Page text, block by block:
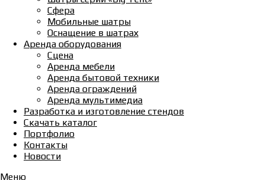
Сфера
Мобильные шатры
Оснащение в шатрах
Аренда оборудования
Сцена
Аренда мебели
Аренда бытовой техники
Аренда ограждений
Аренда мультимедиа
Разработка и изготовление стендов
Скачать каталог
Портфолио
Контакты
Новости
Меню